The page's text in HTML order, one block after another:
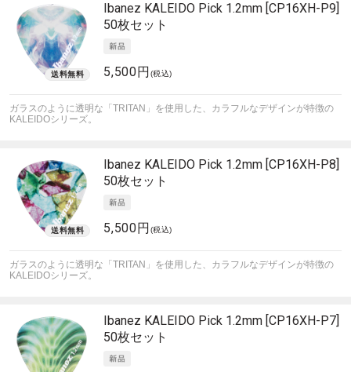
Ibanez KALEIDO Pick 1.2mm [CP16XH-P9]
50枚セット
5,500円 (税込)
ガラスのように透明な「TRITAN」を使用した、カラフルなデザインが特徴の
KALEIDOシリーズ。
Ibanez KALEIDO Pick 1.2mm [CP16XH-P8]
50枚セット
5,500円 (税込)
ガラスのように透明な「TRITAN」を使用した、カラフルなデザインが特徴の
KALEIDOシリーズ。
Ibanez KALEIDO Pick 1.2mm [CP16XH-P7]
50枚セット